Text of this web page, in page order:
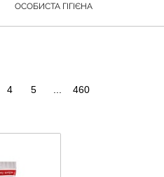
ОСОБИСТА ГІГІЄНА
4 5 460